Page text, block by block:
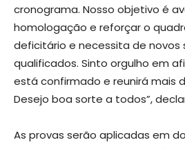
cronograma. Nosso objetivo é
homologação e reforçar o
deficitário e necessita de novos
qualificados. Sinto orgulho em
está confirmado e reunirá mais
Desejo boa sorte a todos”,
As provas serão aplicadas em